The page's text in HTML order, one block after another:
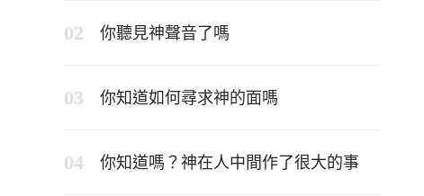
你聽見神聲音了嗎
你知道如何尋求神的面嗎
你知道嗎？神在人中間作了很大的事